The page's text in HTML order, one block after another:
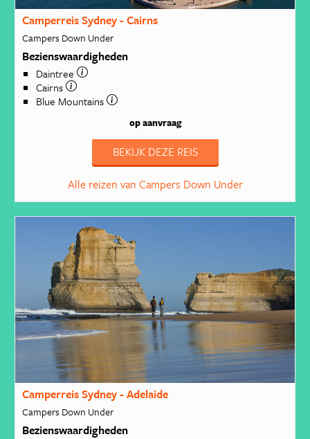
Camperreis Sydney - Cairns
Campers Down Under
Bezienswaardigheden
Daintree
Cairns
Blue Mountains
op aanvraag
BEKIJK DEZE REIS
Alle reizen van Campers Down Under
Camperreis Sydney - Adelaide
Campers Down Under
Bezienswaardigheden